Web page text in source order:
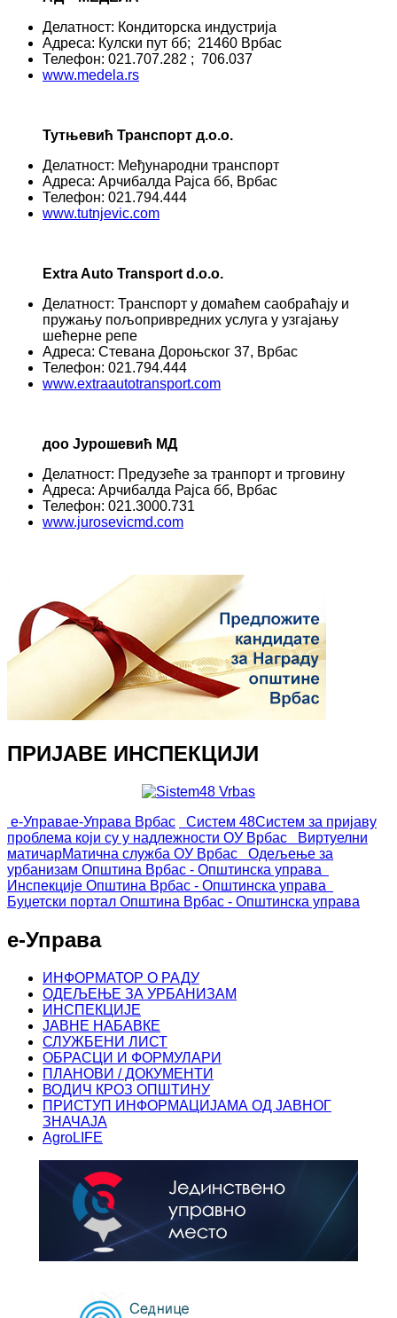
Делатност: Кондиторска индустрија
Адреса: Кулски пут бб; 21460 Врбас
Телефон: 021.707.282 ; 706.037
www.medela.rs
Тутњевић Транспорт д.о.о.
Делатност: Међународни транспорт
Адреса: Арчибалда Рајса бб, Врбас
Телефон: 021.794.444
www.tutnjevic.com
Extra Auto Transport d.o.o.
Делатност: Транспорт у домаћем саобраћају и
пружању пољопривредних услуга у узгајању
шећерне репе
Адреса: Стевана Дороњског 37, Врбас
Телефон: 021.794.444
www.extraautotransport.com
доо Јурошевић МД
Делатност: Предузеће за транпорт и трговину
Адреса: Арчибалда Рајса бб, Врбас
Телефон: 021.3000.731
www.jurosevicmd.com
ПРИЈАВЕ ИНСПЕКЦИЈИ
е-Управае-Управа Врбас Систем 48Систем за пријаву
проблема који су у надлежности ОУ Врбас
Виртуелни
матичарМатична служба ОУ Врбас
Одељење за
урбанизам Општина Врбас - Општинска управа
Инспекције Општина Врбас - Општинска управа
Буџетски портал Општина Врбас - Општинска управа
е-Управа
ИНФОРМАТОР О РАДУ
ОДЕЉЕЊЕ ЗА УРБАНИЗАМ
ИНСПЕКЦИЈЕ
ЈАВНЕ НАБАВКЕ
СЛУЖБЕНИ ЛИСТ
ОБРАСЦИ И ФОРМУЛАРИ
ПЛАНОВИ / ДОКУМЕНТИ
ВОДИЧ КРОЗ ОПШТИНУ
ПРИСТУП ИНФОРМАЦИЈАМА ОД ЈАВНОГ
ЗНАЧАЈА
AgroLIFE